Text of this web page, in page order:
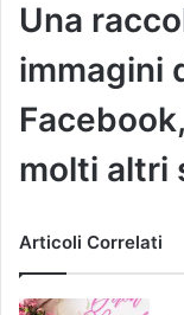
Una
immagini
molti altri
Articoli Correlati